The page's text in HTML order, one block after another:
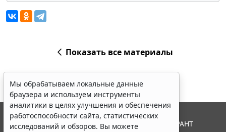
Показать все материалы
Мы обрабатываем локальные данные
браузера и используем инструменты
аналитики в целях улучшения и обеспечения
работоспособности сайта, статистических
исследований и обзоров. Вы можете
© ООО "НПП "ГАРАНТ-СЕРВИС", 2026. Система ГАРАНТ